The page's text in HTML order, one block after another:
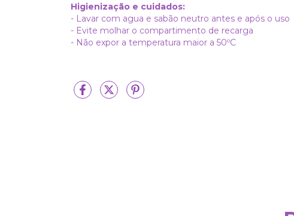
Higienização e cuidados:
- Lavar com agua e sabão neutro antes e após o uso
- Evite molhar o compartimento de recarga
- Não expor a temperatura maior a 50ºC